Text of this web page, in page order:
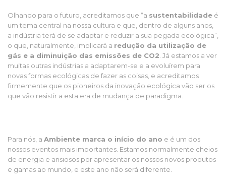
Olhando para o futuro, acreditamos que “a sustentabilidade é
um tema central na nossa cultura e que, dentro de alguns anos,
a indústria terá de se adaptar e reduzir a sua pegada ecológica”,
o que, naturalmente, implicará a redução da utilização de
gás e a diminuição das emissões de CO2 . Já estamos a ver
muitas outras indústrias a adaptarem-se e a evoluírem para
novas formas ecológicas de fazer as coisas, e acreditamos
firmemente que os pioneiros da inovação ecológica vão ser os
que vão resistir a esta era de mudança de paradigma.
Para nós, a Ambiente marca o início do ano e é um dos
nossos eventos mais importantes. Estamos normalmente cheios
de energia e ansiosos por apresentar os nossos novos produtos
e gamas ao mundo, e este ano não será diferente.